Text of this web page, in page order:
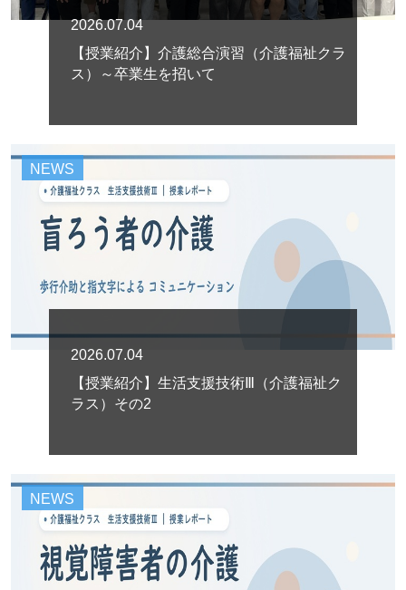
2026.07.04
【授業紹介】介護総合演習（介護福祉クラ
ス）～卒業生を招いて
NEWS
2026.07.04
【授業紹介】生活支援技術Ⅲ（介護福祉ク
ラス）その2
NEWS